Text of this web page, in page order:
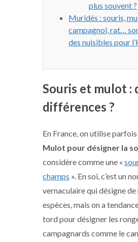
plus souvent ?
Muridés : souris,
campagnol, rat…
des nuisibles pour
Souris et mulot :
différences ?
En France, on utilise parfois
Mulot pour désigner la
considère comme une «
champs ». En soi, c’est un
vernaculaire qui désigne
espèces, mais on a
tord pour désigner les
campagnards comme le